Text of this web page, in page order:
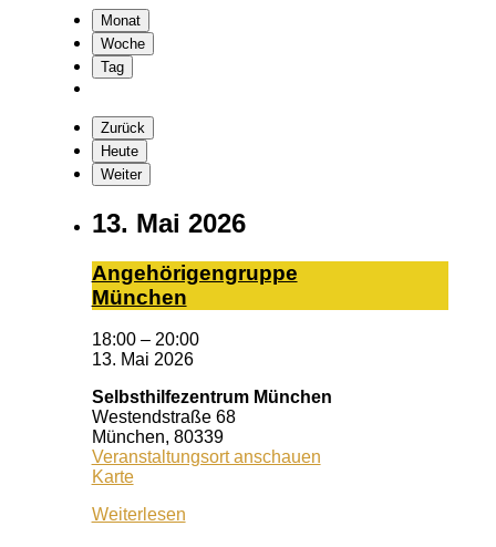
Monat
Woche
Tag
Zurück
Heute
Weiter
13. Mai 2026
An­ge­hö­ri­gen­grup­pe
Mün­chen
18:00 – 20:00
13. Mai 2026
Selbsthilfezentrum München
Westendstraße 68
München, 80339
Veranstaltungsort anschauen
KarteSelbsthilfezentrum
Weiterlesen